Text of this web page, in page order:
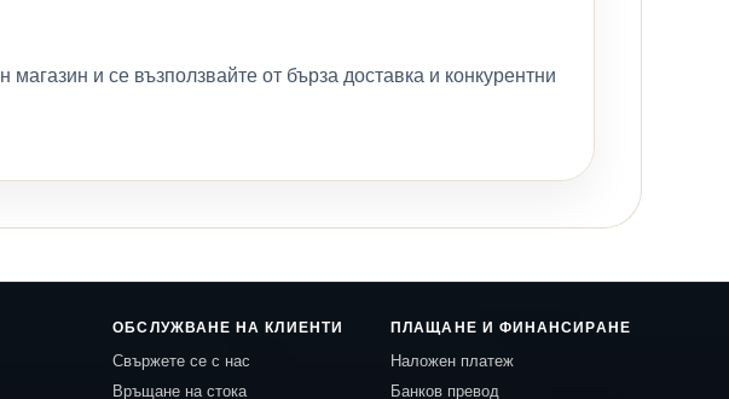
и се възползвайте от бърза доставка и конкурентни
ОБСЛУЖВАНЕ НА КЛИЕНТИ
Свържете се с нас
Връщане на стока
ПЛАЩАНЕ И ФИНАНСИРАНЕ
Наложен платеж
Банков превод